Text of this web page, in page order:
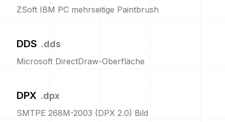
ZSoft IBM PC mehrseitige Paintbrush
DDS .dds
Microsoft DirectDraw-Oberfläche
DPX .dpx
SMTPE 268M-2003 (DPX 2.0) Bild